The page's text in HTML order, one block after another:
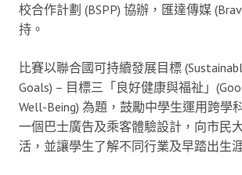
校合作計劃 (BSPP) 協辦，匯達傳媒
持。
比賽以聯合國可持續發展目標
Goals) – 目標三「良好健康與福祉」
Well-Being) 為題，鼓勵中學生運用跨學
一個巴士廣告及乘客體驗設計，向市民
活，並讓學生了解不同行業及早踏出生